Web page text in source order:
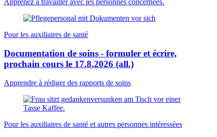
Apprenez à travailler avec les personnes concernées.
Pour les auxiliaires de santé
Documentation de soins - formuler et écrire,
prochain cours le 17.8.2026 (all.)
Apprendre à rédiger des rapports de soins
Pour les auxiliaires de santé et autres personnes intéressées